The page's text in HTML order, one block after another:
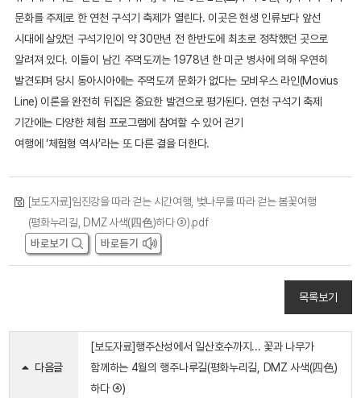
문화를 주제로 한 연천 구석기 축제가 열린다. 이곳은 현생 인류보다 앞선
시대에 살았던 구석기인이 약 30만년 전 한반도에 최초로 정착했던 곳으로
알려져 있다. 이들이 남긴 주먹도끼는 1978년 한 미군 병사에 의해 우연히
발견되며 당시 동아시아에는 주먹도끼 문화가 없다는 모비우스 라인(Movius
Line) 이론을 완전히 뒤집은 중요한 발견으로 평가된다. 연천 구석기 축제
기간에는 다양한 체험 프로그램에 참여할 수 있어 걷기
여행에 ‘체험형 역사’라는 또 다른 결을 더한다.
[보도자료]임진강을 따라 걷는 시간여행, 벚나무를 따라 걷는 봄꽃여행
(평화누리길, DMZ 사색(四色)하다 ③).pdf
목록보기
다음글
[보도자료]행주산성에서 일산호수까지... 꽃과 나무가
함께하는 4월의 행주나루길(평화누리길, DMZ 사색(四色)
하다 ④)